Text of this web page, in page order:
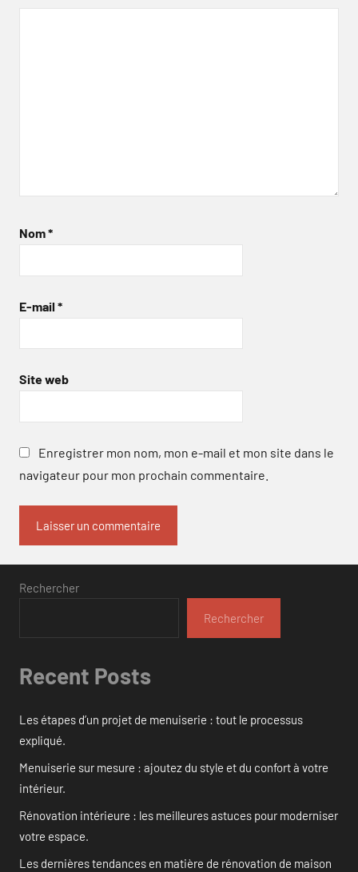
Nom*
E-mail *
Site web
Enregistrer mon nom, mon e-mail et mon site dans le
navigateur pour mon prochain commentaire.
Rechercher
Rechercher
Recent Posts
Les étapes d’un projet de menuiserie : tout le processus
expliqué.
Menuiserie sur mesure : ajoutez du style et du confort à votre
intérieur.
Rénovation intérieure : les meilleures astuces pour moderniser
votre espace.
Les dernières tendances en matière de rénovation de maison